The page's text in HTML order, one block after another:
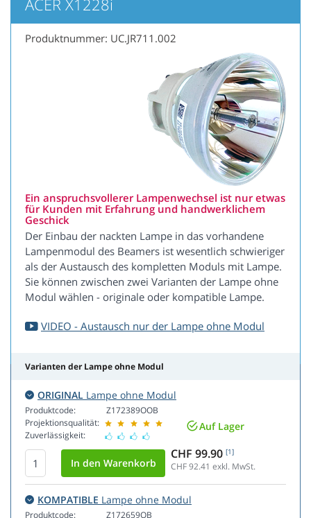
ACER X1228i
Produktnummer: UC.JR711.002
Ein anspruchsvollerer Lampenwechsel ist nur etwas
für Kunden mit Erfahrung und handwerklichem
Geschick
Der Einbau der nackten Lampe in das vorhandene
Lampenmodul des Beamers ist wesentlich schwieriger
als der Austausch des kompletten Moduls mit Lampe.
Sie können zwischen zwei Varianten der Lampe ohne
Modul wählen - originale oder kompatible Lampe.
VIDEO - Austausch nur der Lampe ohne Modul
Varianten der Lampe ohne Modul
ORIGINAL Lampe ohne Modul
Produktcode:
Projektionsqualität:
Zuverlässigkeit:
Z172389OOB
Auf Lager
CHF 99.90 [1]
CHF 92.41 exkl. MwSt.
KOMPATIBLE Lampe ohne Modul
Produktcode: Z172659OB